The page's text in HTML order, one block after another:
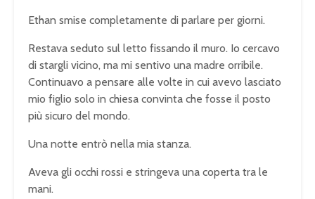
Ethan smise completamente di parlare per giorni.
Restava seduto sul letto fissando il muro. Io cercavo
di stargli vicino, ma mi sentivo una madre orribile.
Continuavo a pensare alle volte in cui avevo lasciato
mio figlio solo in chiesa convinta che fosse il posto
più sicuro del mondo.
Una notte entrò nella mia stanza.
Aveva gli occhi rossi e stringeva una coperta tra le
mani.